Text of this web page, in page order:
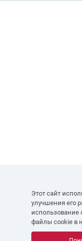
Этот сайт
улучшения его
использование
файлы cookie в